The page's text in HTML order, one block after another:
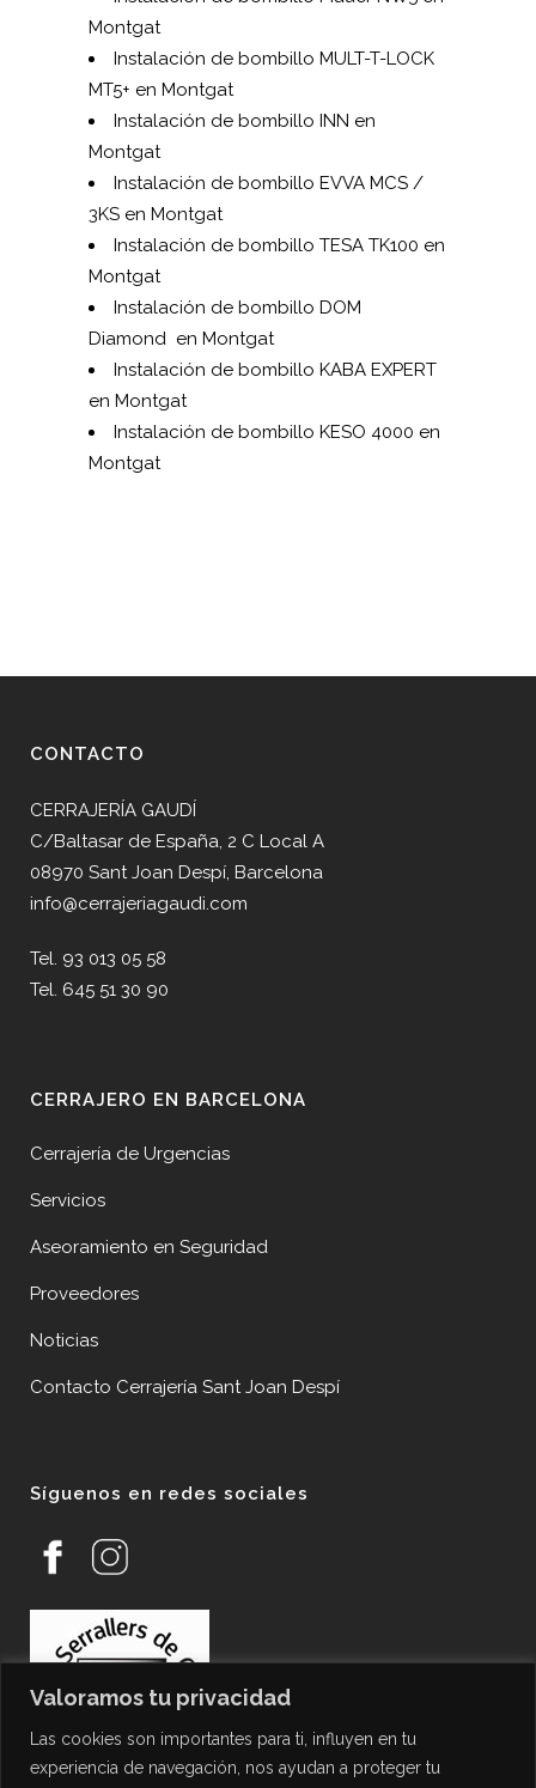
Valoramos tu privacidad
Las cookies son importantes para ti, influyen en tu
experiencia de navegación, nos ayudan a proteger tu
Montgat
Instalación de bombillo MUL­T-T-LOCK
MT5+ en Montgat
Instalación de bombillo INN en
Montgat
Instalación de bombillo EVVA MCS /
3KS en Montgat
Instalación de bombillo TESA TK100 en
Montgat
Instalación de bombillo DOM
Diamond en Montgat
Instalación de bombillo KABA EXPERT
en Montgat
Instalación de bombillo KESO 4000 en
Montgat
CONTACTO
CERRAJERÍA GAUDÍ
C/Baltasar de España, 2 C Local A
08970 Sant Joan Despí, Barcelona
info@cerrajeriagaudi.com
Tel. 93 013 05 58
Tel. 645 51 30 90
CERRAJERO EN BARCELONA
Cerrajería de Urgencias
Servicios
Aseoramiento en Seguridad
Proveedores
Noticias
Contacto Cerrajería Sant Joan Despí
Síguenos en redes sociales